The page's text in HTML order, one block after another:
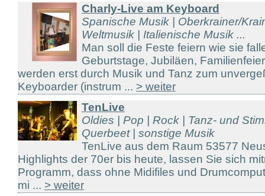
Charly-Live am Keyboard
Spanische Musik | Oberkrainer/
Weltmusik | Italienische Musik ...
Man soll die Feste feiern wie sie
Geburtstage, Jubiläen,
werden erst durch Musik und Tanz zum
Keyboarder (instrum ... > weiter
TenLive
Oldies | Pop | Rock | Tanz- und
Querbeet | sonstige Musik
TenLive aus dem Raum 53577
Highlights der 70er bis heute, lassen Sie sich
Programm, dass ohne Midifiles und
mi ... > weiter